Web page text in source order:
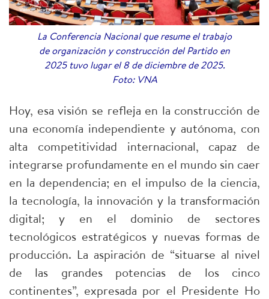
La Conferencia Nacional que resume el trabajo
de organización y construcción del Partido en
2025 tuvo lugar el 8 de diciembre de 2025.
Foto: VNA
Hoy, esa visión se refleja en la construcción de
una economía independiente y autónoma, con
alta competitividad internacional, capaz de
integrarse profundamente en el mundo sin caer
en la dependencia; en el impulso de la ciencia,
la tecnología, la innovación y la transformación
digital; y en el dominio de sectores
tecnológicos estratégicos y nuevas formas de
producción. La aspiración de “situarse al nivel
de las grandes potencias de los cinco
continentes”, expresada por el Presidente Ho